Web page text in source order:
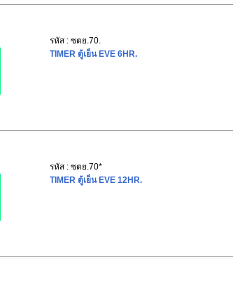
รหัส : ซตย.70.
TIMER ตู้เย็น EVE 6HR.
รหัส : ซตย.70*
TIMER ตู้เย็น EVE 12HR.